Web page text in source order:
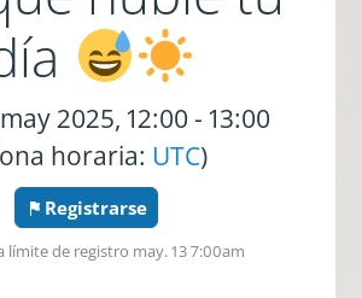
2025, 12:00 - 13:00
horaria: UTC)
Registrarse
límite de registro may. 13 7:00am